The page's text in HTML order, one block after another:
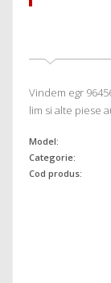
Vindem egr
lim si alte piese
Model:
Categorie:
Cod produs: